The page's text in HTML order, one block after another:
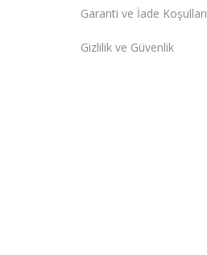
Garanti ve İade Koşulları
Gizlilik ve Güvenlik